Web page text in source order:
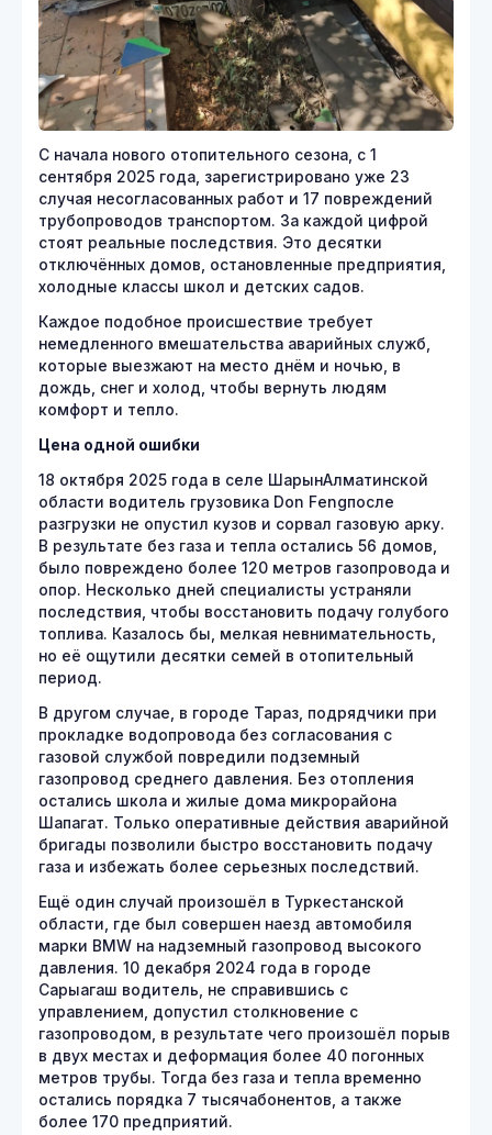
С начала нового отопительного сезона, с 1
сентября 2025 года, зарегистрировано уже 23
случая несогласованных работ и 17 повреждений
трубопроводов транспортом. За каждой цифрой
стоят реальные последствия. Это десятки
отключённых домов, остановленные предприятия,
холодные классы школ и детских садов.
Каждое подобное происшествие требует
немедленного вмешательства аварийных служб,
которые выезжают на место днём и ночью, в
дождь, снег и холод, чтобы вернуть людям
комфорт и тепло.
Цена одной ошибки
18 октября 2025 года в селе ШарынАлматинской
области водитель грузовика Don Fengпосле
разгрузки не опустил кузов и сорвал газовую арку.
В результате без газа и тепла остались 56 домов,
было повреждено более 120 метров газопровода и
опор. Несколько дней специалисты устраняли
последствия, чтобы восстановить подачу голубого
топлива. Казалось бы, мелкая невнимательность,
но её ощутили десятки семей в отопительный
период.
В другом случае, в городе Тараз, подрядчики при
прокладке водопровода без согласования с
газовой службой повредили подземный
газопровод среднего давления. Без отопления
остались школа и жилые дома микрорайона
Шапагат. Только оперативные действия аварийной
бригады позволили быстро восстановить подачу
газа и избежать более серьезных последствий.
Ещё один случай произошёл в Туркестанской
области, где был совершен наезд автомобиля
марки BMW на надземный газопровод высокого
давления. 10 декабря 2024 года в городе
Сарыагаш водитель, не справившись с
управлением, допустил столкновение с
газопроводом, в результате чего произошёл порыв
в двух местах и деформация более 40 погонных
метров трубы. Тогда без газа и тепла временно
остались порядка 7 тысячабонентов, а также
более 170 предприятий.